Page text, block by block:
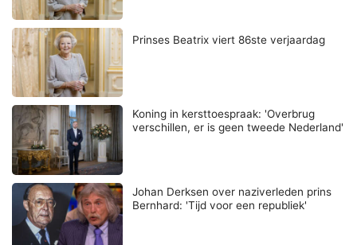
Prinses Beatrix viert 86ste verjaardag
Koning in kersttoespraak: 'Overbrug
verschillen, er is geen tweede Nederland'
Johan Derksen over naziverleden prins
Bernhard: 'Tijd voor een republiek'